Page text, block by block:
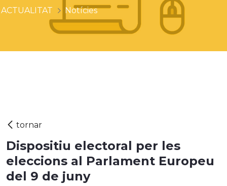
ACTUALITAT Notícies
Dispositiu electoral per les
eleccions al Parlament Europeu
del 9 de juny